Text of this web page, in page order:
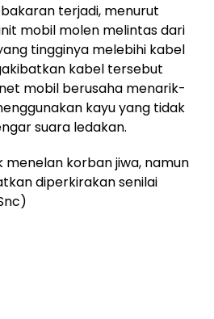
terjadi, menurut
mobil molen melintas dari
tingginya melebihi kabel
kabel tersebut
mobil berusaha menarik-
kayu yang tidak
suara ledakan.
korban jiwa, namun
diperkirakan senilai